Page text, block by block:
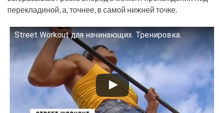
перекладиной, а, точнее, в самой нижней точке.
Street Workout для начинающих. Тренировка.
Смотрите это видео на YouTube